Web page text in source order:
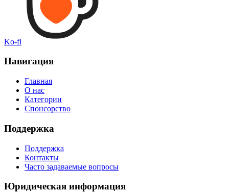
Ko-fi
Навигация
Главная
О нас
Категории
Спонсорство
Поддержка
Поддержка
Контакты
Часто задаваемые вопросы
Юридическая информация